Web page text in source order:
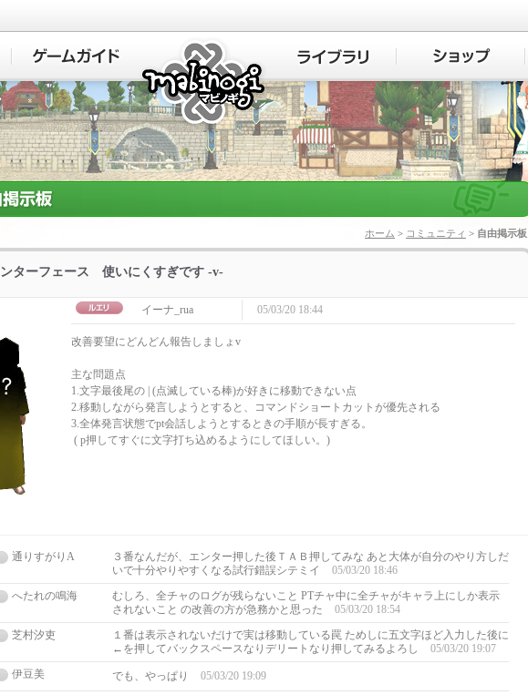
マビノギ
ホーム > コミュニティ > 自由掲示板
ターフェース 使いにくすぎです -v-
イーナ_rua 05/03/20 18:44
改善要望にどんどん報告しましょv
主な問題点
1.文字最後尾の | (点滅している棒)が好きに移動できない点
2.移動しながら発言しようとすると、コマンドショートカットが優先される
3.全体発言状態でpt会話しようとするときの手順が長すぎる。
( p押してすぐに文字打ち込めるようにしてほしい。)
通りすがりA
３番なんだが、エンター押した後ＴＡＢ押してみな あと大体が自分のやり方しだ
いで十分やりやすくなる試行錯誤シテミイ
05/03/20 18:46
へたれの鳴海
むしろ、全チャのログが残らないこと PTチャ中に全チャがキャラ上にしか表示
されないこと の改善の方が急務かと思った
05/03/20 18:54
芝村汐吏
１番は表示されないだけで実は移動している罠 ためしに五文字ほど入力した後に
←を押してバックスペースなりデリートなり押してみるよろし
05/03/20 19:07
伊豆美
でも、やっぱり 05/03/20 19:09